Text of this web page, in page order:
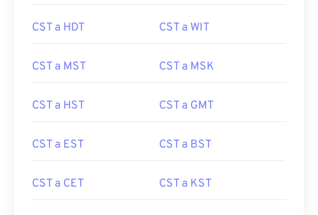
CST a HDT CST a WIT
CST a MST CST a MSK
CST a HST CST a GMT
CST a EST CST a BST
CST a CET CST a KST